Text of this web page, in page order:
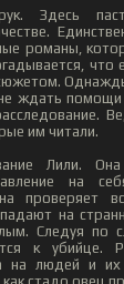
Здесь
романы,
что
ждать помощи
им читали.
Лили.
на
проверяет
на
Следуя по
к убийце.
на людей и